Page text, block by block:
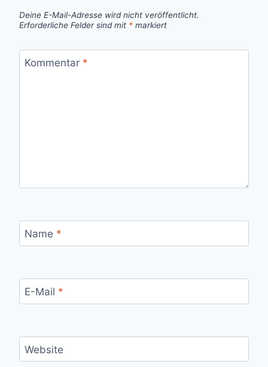
Deine E-Mail-Adresse wird nicht veröffentlicht.
Erforderliche Felder sind mit * markiert
Kommentar *
Name *
E-Mail *
Website